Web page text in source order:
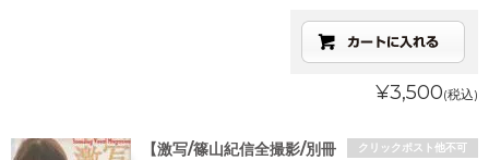
¥3,500(税込)
クリックポスト他不可
【激写/篠山紀信全撮影/別冊